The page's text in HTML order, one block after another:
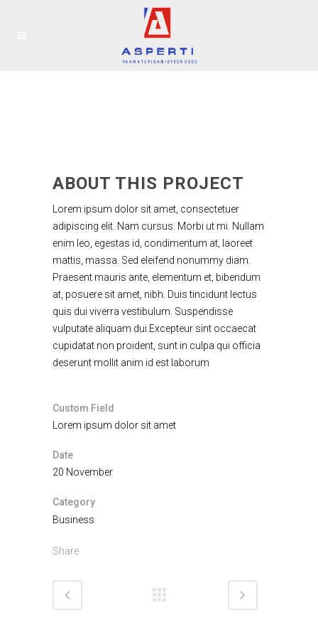
ABOUT THIS PROJECT
Lorem ipsum dolor sit amet, consectetuer
adipiscing elit. Nam cursus. Morbi ut mi. Nullam
enim leo, egestas id, condimentum at, laoreet
mattis, massa. Sed eleifend nonummy diam.
Praesent mauris ante, elementum et, bibendum
at, posuere sit amet, nibh. Duis tincidunt lectus
quis dui viverra vestibulum. Suspendisse
vulputate aliquam dui.Excepteur sint occaecat
cupidatat non proident, sunt in culpa qui officia
deserunt mollit anim id est laborum
Custom Field
Lorem ipsum dolor sit amet
Date
20 November
Category
Business
Share